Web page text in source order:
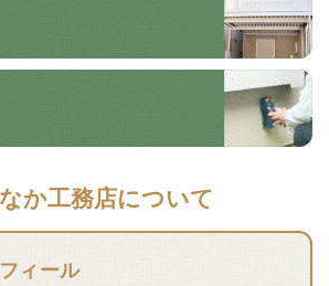
か工務店について
ィール